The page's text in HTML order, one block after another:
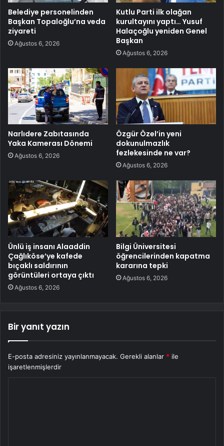
Belediye personelinden
Başkan Topaloğlu’na veda
ziyareti
Ağustos 6, 2026
Kutlu Parti ilk olağan
kurultayını yaptı… Yusuf
Halaçoğlu yeniden Genel
Başkan
Ağustos 6, 2026
Narlıdere Zabıtasında
Yaka Kamerası Dönemi
Ağustos 6, 2026
Özgür Özel’in yeni
dokunulmazlık
fezlekesinde ne var?
Ağustos 6, 2026
Ünlü iş insanı Alaaddin
Çağlıköse’ye kafede
bıçaklı saldırının
görüntüleri ortaya çıktı
Ağustos 6, 2026
Bilgi Üniversitesi
öğrencilerinden kapatma
kararına tepki
Ağustos 6, 2026
Bir yanıt yazın
E-posta adresiniz yayınlanmayacak. Gerekli alanlar * ile
işaretlenmişlerdir